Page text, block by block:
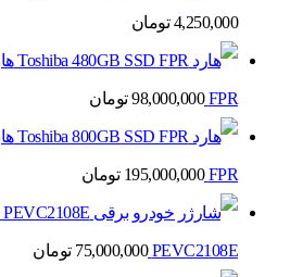
4,250,000 تومان
FPR
98,000,000 تومان
FPR
195,000,000 تومان
PEVC2108E
75,000,000 تومان